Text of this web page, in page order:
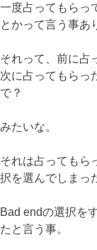
一度占ってもらっ
とかって言う事あ
それって、前に占
次に占ってもらっ
で？
みたいな。
それは占ってもら
択を選んでしまっ
Bad endの選択を
たと言う事。